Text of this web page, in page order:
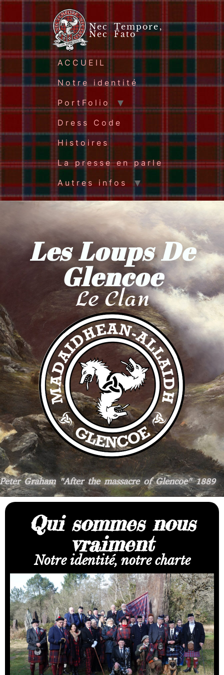
Nec Tempore,
Nec Fato
ACCUEIL
Notre identité
PortFolio
Dress Code
Histoires
La presse en parle
Autres infos
Les Loups De
Glencoe
Le Clan
Peter Graham "After the massacre of Glencoe" 1889
Qui sommes nous
vraiment
Notre identité, notre charte